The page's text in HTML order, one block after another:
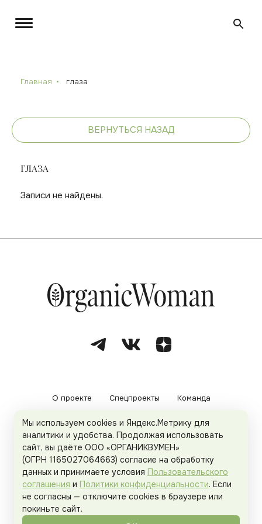
Главная глаза
ВЕРНУТЬСЯ НАЗАД
ГЛАЗА
Записи не найдены.
О проекте Спецпроекты Команда
Рекламодателям Политика конфиденциальности
Пользовательское соглашение
Organicwoman.ru . Все права защищены.
Мы используем cookies и Яндекс.Метрику для
аналитики и удобства. Продолжая использовать
сайт, вы даёте ООО «ОРГАНИКВУМЕН»
(ОГРН 1165027064663) согласие на обработку
данных и принимаете условия Пользовательского
соглашения и Политики конфиденциальности. Если
не согласны — отключите cookies в браузере или
покиньте сайт.